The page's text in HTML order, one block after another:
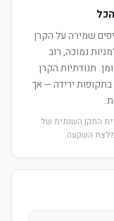
שמירה על הקרן
נמוכה, רוב
תנודתיות הקרן
ירידה — אך
התקן השנתית של
השקעה.